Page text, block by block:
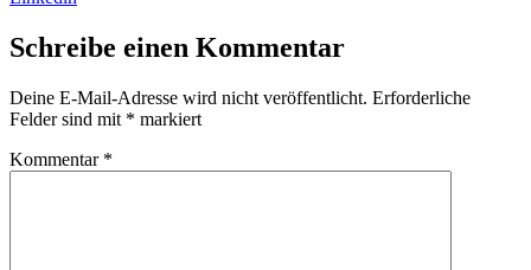
Schreibe einen Kommentar
Deine E-Mail-Adresse wird nicht veröffentlicht. Erforderliche
Felder sind mit * markiert
Kommentar *